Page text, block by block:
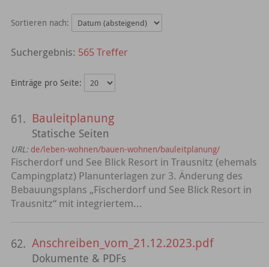
Sortieren nach:
565 Treffer
Einträge pro Seite:
61. Bauleitplanung
Statische Seiten
URL: de/leben-wohnen/bauen-wohnen/bauleitplanung/
Fischerdorf und See Blick Resort in Trausnitz (ehemals
Campingplatz) Planunterlagen zur 3. Änderung des
Bebauungsplans „Fischerdorf und See Blick Resort in
Trausnitz“ mit integriertem...
62. Anschreiben_vom_21.12.2023.pdf
Dokumente & PDFs